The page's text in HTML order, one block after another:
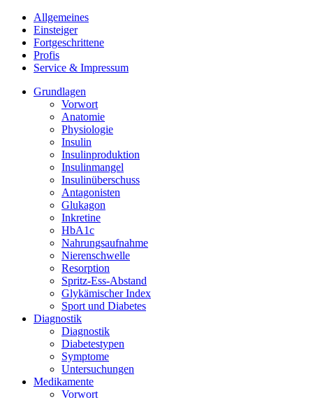
Allgemeines
Einsteiger
Fortgeschrittene
Profis
Service & Impressum
Grundlagen
Vorwort
Anatomie
Physiologie
Insulin
Insulinproduktion
Insulinmangel
Insulinüberschuss
Antagonisten
Glukagon
Inkretine
HbA1c
Nahrungsaufnahme
Nierenschwelle
Resorption
Spritz-Ess-Abstand
Glykämischer Index
Sport und Diabetes
Diagnostik
Diagnostik
Diabetestypen
Symptome
Untersuchungen
Medikamente
Vorwort